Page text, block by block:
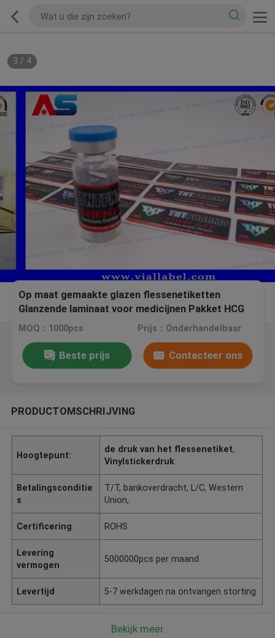
3 / 4
Op maat gemaakte glazen flessenetiketten
Glanzende laminaat voor medicijnen Pakket HCG
flacon etiketten dozen
MOQ：1000pcs Prijs：Onderhandelbaar
Beste prijs Contacteer ons
PRODUCTOMSCHRIJVING
Hoogtepunt:
de druk van het flessenetiket,
Vinylstickerdruk
Betalingsconditie
s
T/T, bankoverdracht, L/C, Western
Union,
Certificering ROHS
Levering
vermogen
5000000pcs per maand
Levertijd 5-7 werkdagen na ontvangen storting
Bekijk meer